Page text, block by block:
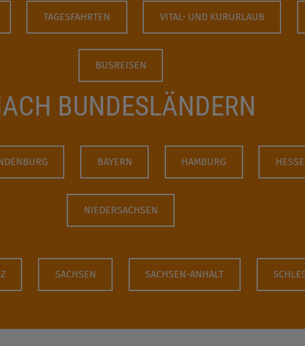
TAGESFAHRTEN VITAL- UND KURURLAUB
BUSREISEN
BUNDESLÄNDERN
BAYERN HAMBURG
NIEDERSACHSEN
SACHSEN SACHSEN-ANHALT